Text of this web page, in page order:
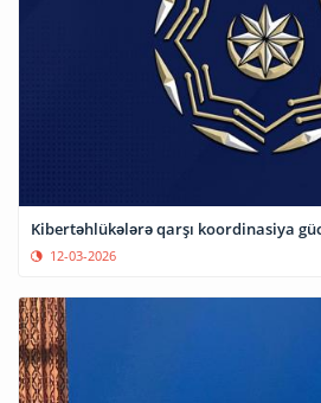
Kibertəhlükələrə qarşı koordinasiya
12-03-2026